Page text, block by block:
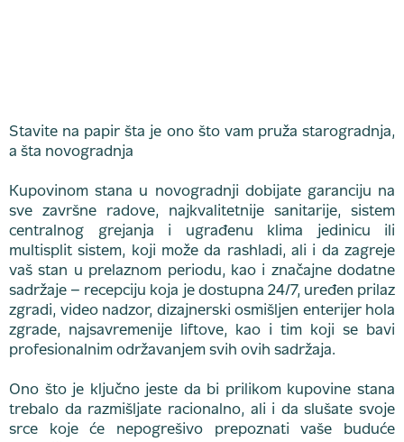
Stavite na papir šta je ono što vam pruža starogradnja,
a šta novogradnja
Kupovinom stana u novogradnji dobijate garanciju na
sve završne radove, najkvalitetnije sanitarije, sistem
centralnog grejanja i ugrađenu klima jedinicu ili
multisplit sistem, koji može da rashladi, ali i da zagreje
vaš stan u prelaznom periodu, kao i značajne dodatne
sadržaje – recepciju koja je dostupna 24/7, uređen prilaz
zgradi, video nadzor, dizajnerski osmišljen enterijer hola
zgrade, najsavremenije liftove, kao i tim koji se bavi
profesionalnim održavanjem svih ovih sadržaja.
Ono što je ključno jeste da bi prilikom kupovine stana
trebalo da razmišljate racionalno, ali i da slušate svoje
srce koje će nepogrešivo prepoznati vaše buduće